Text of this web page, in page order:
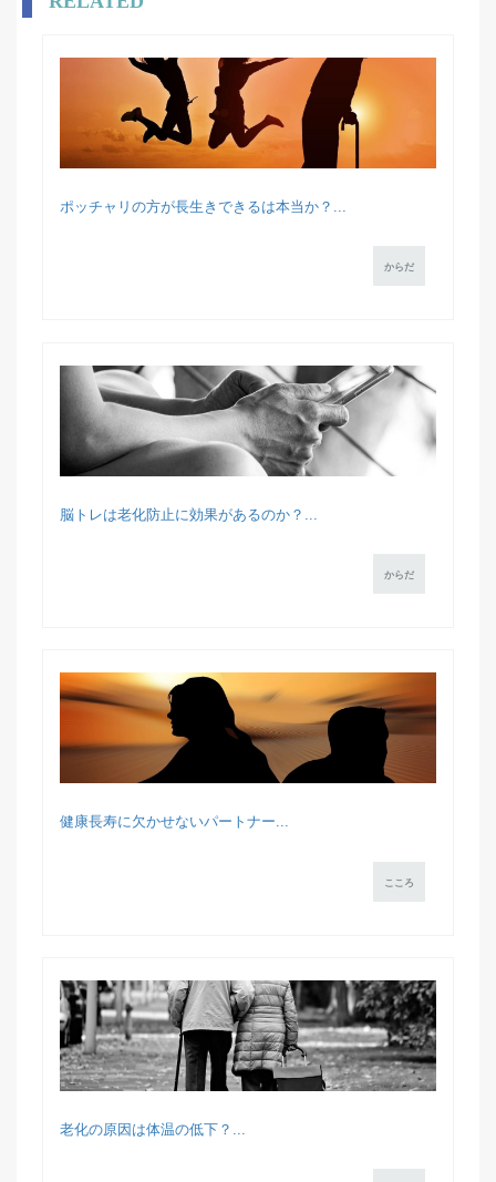
ポッチャリの方が長生きできるは本当か？...
からだ
脳トレは老化防止に効果があるのか？...
からだ
健康長寿に欠かせないパートナー...
こころ
老化の原因は体温の低下？...